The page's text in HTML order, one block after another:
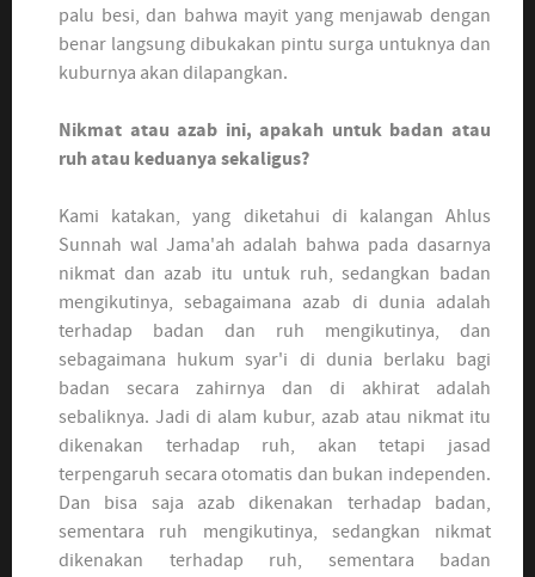
palu besi, dan bahwa mayit yang menjawab dengan
benar langsung dibukakan pintu surga untuknya dan
kuburnya akan dilapangkan.
Nikmat atau azab ini, apakah untuk badan atau
ruh atau keduanya sekaligus?
Kami katakan, yang diketahui di kalangan Ahlus
Sunnah wal Jama'ah adalah bahwa pada dasarnya
nikmat dan azab itu untuk ruh, sedangkan badan
mengikutinya, sebagaimana azab di dunia adalah
terhadap badan dan ruh mengikutinya, dan
sebagaimana hukum syar'i di dunia berlaku bagi
badan secara zahirnya dan di akhirat adalah
sebaliknya. Jadi di alam kubur, azab atau nikmat itu
dikenakan terhadap ruh, akan tetapi jasad
terpengaruh secara otomatis dan bukan independen.
Dan bisa saja azab dikenakan terhadap badan,
sementara ruh mengikutinya, sedangkan nikmat
dikenakan terhadap ruh, sementara badan